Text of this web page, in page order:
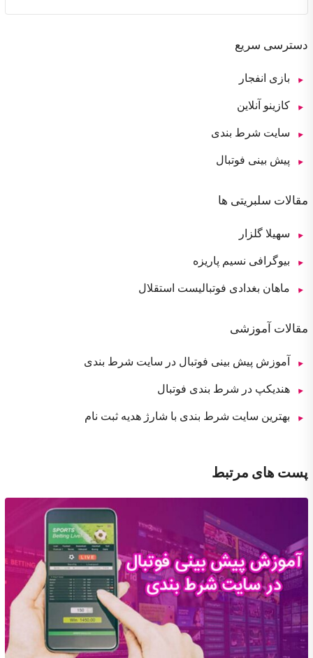
دسترسی سریع
بازی انفجار
کازینو آنلاین
سایت شرط بندی
پیش بینی فوتبال
مقالات سلبریتی ها
سهیلا گلزار
بیوگرافی نسیم پاریزه
ماهان بغدادی فوتبالیست استقلال
مقالات آموزشی
آموزش پیش بینی فوتبال در سایت شرط بندی
هندیکپ در شرط بندی فوتبال
بهترین سایت شرط بندی با شارژ هدیه ثبت نام
پست های مرتبط